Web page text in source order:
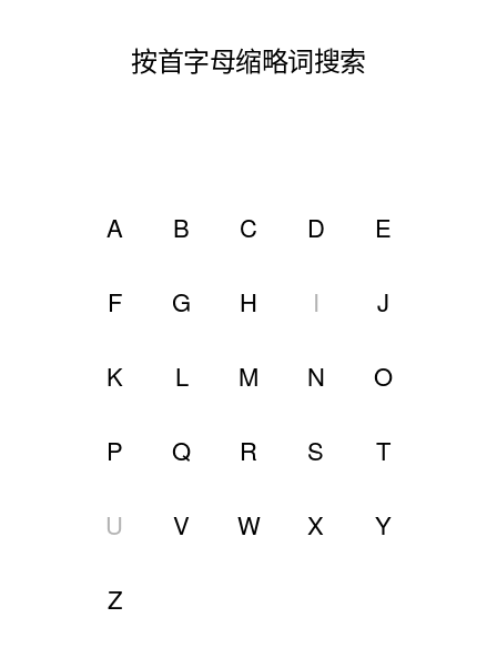
按首字母缩略词搜索
A B C D E
F G H I J
K L M N O
P Q R S T
U V W X Y
Z